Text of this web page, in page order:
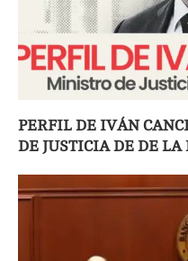
PERFIL DE IVÁN
DE JUSTICIA DE DE LA